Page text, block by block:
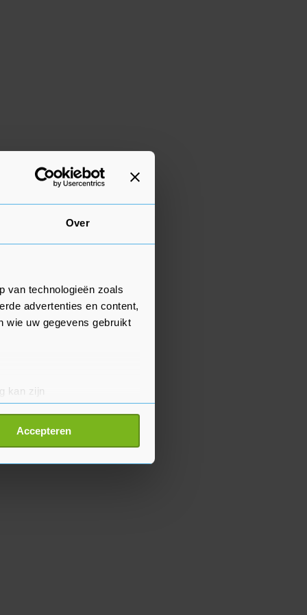
Over
van technologieën zoals
advertenties en content,
wie uw gegevens gebruikt
kan zijn
detailgedeelte
cookiepagina kun je
Accepteren